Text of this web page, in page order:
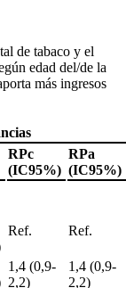
de tabaco y el
edad del/de la
más ingresos
RPc
(IC95%)
RPa
(IC95%)
Ref. Ref.
1,4 (0,9-
2,2)
1,4 (0,9-
2,2)